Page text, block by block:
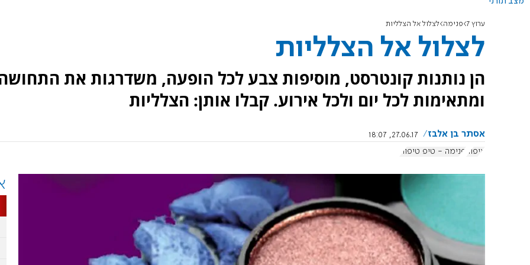
ערוץ 7 פנימה לצלול אל הצלליות
לצלול אל הצלליות
הן נותנות קונטרסט, מוסיפות צבע לכל הופעה, משדרגות את
ומתאימות לכל יום ולכל אירוע. קבלו אותן: הצלליות
אסתר בן אלבז
27.06.17, 18:07
איפור פנימה - טיפ טיפוח